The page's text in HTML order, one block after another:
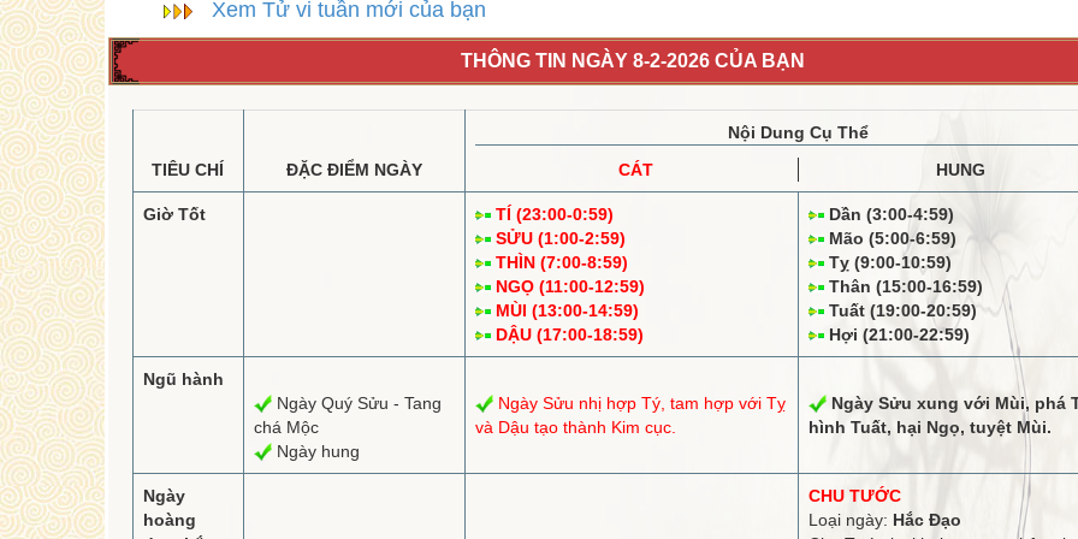
Xem Tử vi tuần mới của bạn
THÔNG TIN NGÀY 8-2-2026 CỦA BẠN
TIÊU CHÍ ĐẶC ĐIỂM NGÀY
Nội Dung Cụ Thể
CÁT
HUNG
Giờ Tốt
TÍ (23:00-0:59)
SỬU (1:00-2:59)
THÌN (7:00-8:59)
NGỌ (11:00-12:59)
MÙI (13:00-14:59)
DẬU (17:00-18:59)
Dần (3:00-4:59)
Mão (5:00-6:59)
Tỵ (9:00-10:59)
Thân (15:00-16:59)
Tuất (19:00-20:59)
Hợi (21:00-22:59)
Ngũ hành
Ngày Quý Sửu - Tang
chá Mộc
Ngày hung
Ngày Sửu nhị hợpTý, tam hợpvới Tỵ
và Dậu tạo thành Kim cục.
Ngày Sửu xung với Mùi, phá
hình Tuất, hại Ngọ, tuyệtMùi.
Ngày
hoàng
CHU TƯỚC
Loại ngày: Hắc Đạo